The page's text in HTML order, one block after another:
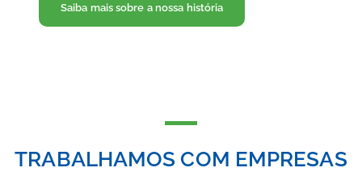
Saiba mais sobre a nossa história
TRABALHAMOS COM EMPRESAS